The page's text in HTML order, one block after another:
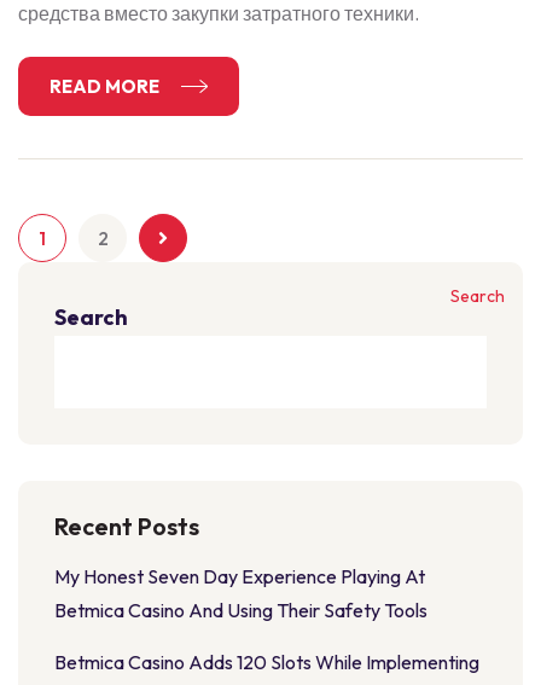
средства вместо закупки затратного техники.
READ MORE
1 2
Search
Search
Recent Posts
My Honest Seven Day Experience Playing At
Betmica Casino And Using Their Safety Tools
Betmica Casino Adds 120 Slots While Implementing